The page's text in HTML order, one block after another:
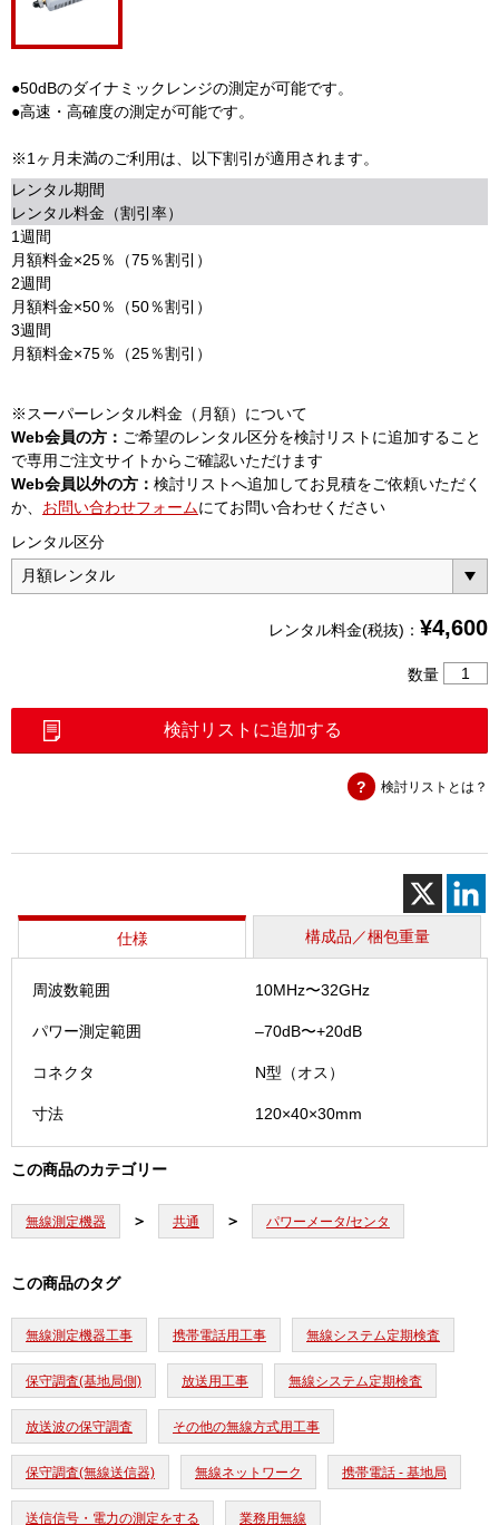
●50dBのダイナミックレンジの測定が可能です。
●高速・高確度の測定が可能です。
※1ヶ月未満のご利用は、以下割引が適用されます。
レンタル期間
レンタル料金（割引率）
1週間
月額料金×25％（75％割引）
2週間
月額料金×50％（50％割引）
3週間
月額料金×75％（25％割引）
※スーパーレンタル料金（月額）について
Web会員の方： ご希望のレンタル区分を検討リストに追加すること
で専用ご注文サイトからご確認いただけます
Web会員以外の方： 検討リストへ追加してお見積をご依頼いただく
か、 お問い合わせフォームにてお問い合わせください
レンタル区分
レンタル料金(税抜)： ¥4,600
数量
サ
検討リストに追加する
検討リストとは？
仕様 構成品／梱包重量
周波数範囲 10MHz〜32GHz
パワー測定範囲 ‒70dB〜+20dB
コネクタ N型（オス）
寸法 120×40×30mm
この商品のカテゴリー
無線測定機器 共通 パワーメータ/センタ
この商品のタグ
無線測定機器工事 携帯電話用工事 無線システム定期検査
保守調査(基地局側) 放送用工事 無線システム定期検査
放送波の保守調査 その他の無線方式用工事
保守調査(無線送信器) 無線ネットワーク 携帯電話 - 基地局
送信信号・電力の測定をする 業務用無線